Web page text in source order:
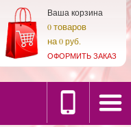
Ваша корзина
0товаров
на0 руб.
ОФОРМИТЬ ЗАКАЗ